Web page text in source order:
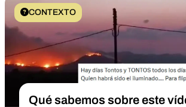
CONTEXTO
Qué sabemos sobre este